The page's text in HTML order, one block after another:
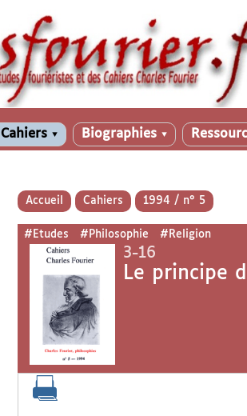
Cahiers ▼ Biographies ▼
Accueil Cahiers 1994 / n° 5
#Etudes #Philosophie #Religion
3-16
Le principe